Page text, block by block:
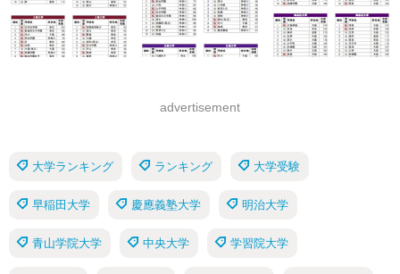
advertisement
大学ランキング ランキング 大学受験
早稲田大学 慶應義塾大学 明治大学
青山学院大学 中央大学 学習院大学